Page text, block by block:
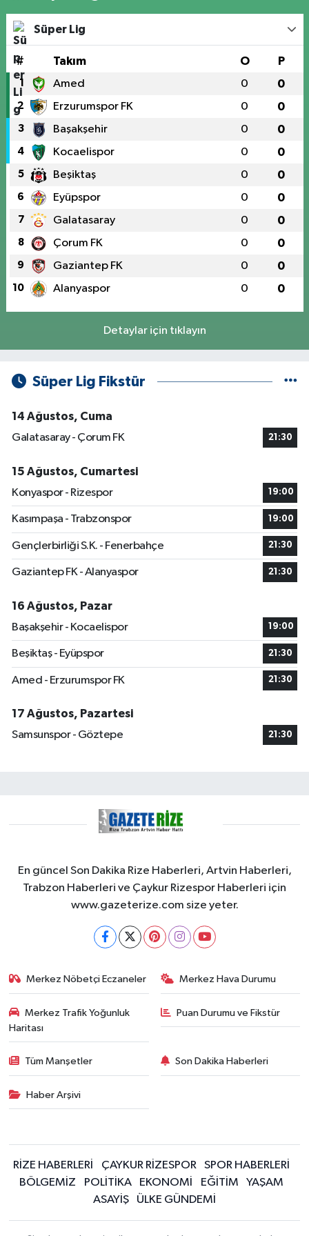
Süper Lig
# Takım O P
1 Amed 0 0
2 Erzurumspor FK 0 0
3 Başakşehir 0 0
4 Kocaelispor 0 0
5 Beşiktaş 0 0
6 Eyüpspor 0 0
7 Galatasaray 0 0
8 Çorum FK 0 0
9 Gaziantep FK 0 0
10 Alanyaspor 0 0
Detaylar için tıklayın
Süper Lig Fikstür
14 Ağustos, Cuma
Galatasaray - Çorum FK
21:30
15 Ağustos, Cumartesi
Konyaspor - Rizespor
19:00
Kasımpaşa - Trabzonspor 19:00
Gençlerbirliği S.K. - Fenerbahçe 21:30
Gaziantep FK - Alanyaspor 21:30
16 Ağustos, Pazar
Başakşehir - Kocaelispor
19:00
Beşiktaş - Eyüpspor 21:30
Amed - Erzurumspor FK 21:30
17 Ağustos, Pazartesi
Samsunspor - Göztepe
21:30
En güncel Son Dakika Rize Haberleri, Artvin Haberleri,
Trabzon Haberleri ve Çaykur Rizespor Haberleri için
www.gazeterize.com size yeter.
Merkez Nöbetçi Eczaneler Merkez Hava Durumu
Merkez Trafik Yoğunluk
Haritası
Puan Durumu ve Fikstür
Tüm Manşetler Son Dakika Haberleri
Haber Arşivi
RİZE HABERLERİ ÇAYKUR RİZESPOR
SPOR HABERLERİ
BÖLGEMİZ
POLİTİKA EKONOMİ EĞİTİM
YAŞAM
ASAYİŞ
ÜLKE GÜNDEMİ